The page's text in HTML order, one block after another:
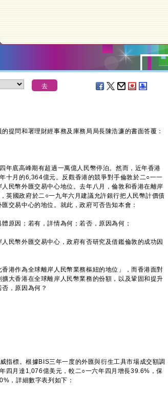
問和署理財經事務及庫務局局長陳浩濂的書面答覆：
底高峰期有超過一萬億人民幣停泊。然而，近年香港
十月的6,364億元。反觀香港的競爭對手倫敦於二○一一
民幣外匯交易中心地位。去年八月，倫敦和香港在離岸
英國政府於二○一九年六月建議允許銀行把人民幣計價債
交易中心的地位。就此，政府可否告知本會：
原因；若有，詳情為何；若否，原因為何；
民幣外匯交易中心，政府有否研究及借鑑倫敦的成功因
港作為全球離岸人民幣業務樞紐的地位」，而香港面對
大香港在全球離岸人民幣業務的份額，以及鞏固和提升
，原因為何？
標。根據BIS三年一度的外匯與衍生工具市場成交額調
四月達1,076億美元，較二○一六年四月增長39.6%，保
，詳細數字表列如下：